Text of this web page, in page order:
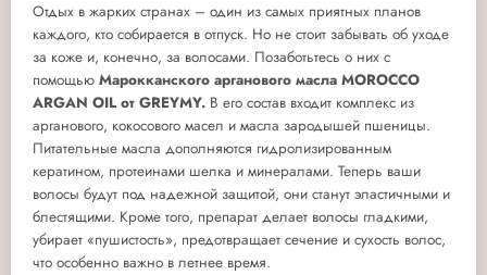
Отдых в жарких странах – один из самых приятных планов
каждого, кто собирается в отпуск. Но не стоит забывать об уходе
за коже и, конечно, за волосами. Позаботьтесь о них с
помощью Марокканского арганового масла MOROCCO
ARGAN OIL от GREYMY. В его состав входит комплекс из
арганового, кокосового масел и масла зародышей пшеницы.
Питательные масла дополняются гидролизированным
кератином, протеинами шелка и минералами. Теперь ваши
волосы будут под надежной защитой, они станут эластичными и
блестящими. Кроме того, препарат делает волосы гладкими,
убирает «пушистость», предотвращает сечение и сухость волос,
что особенно важно в летнее время.